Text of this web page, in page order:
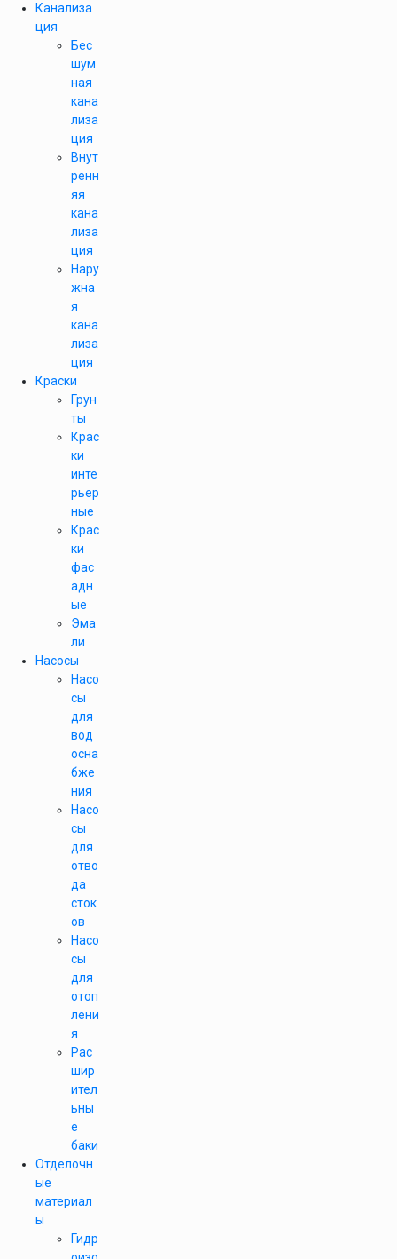
Канализа
ция
Бес
шум
ная
кана
лиза
ция
Внут
ренн
яя
кана
лиза
ция
Нару
жна
я
кана
лиза
ция
Краски
Грун
ты
Крас
ки
инте
рьер
ные
Крас
ки
фас
адн
ые
Эма
ли
Насосы
Насо
сы
для
вод
осна
бже
ния
Насо
сы
для
отво
да
сток
ов
Насо
сы
для
отоп
лени
я
Рас
шир
ител
ьны
е
баки
Отделочн
ые
материал
ы
Гидр